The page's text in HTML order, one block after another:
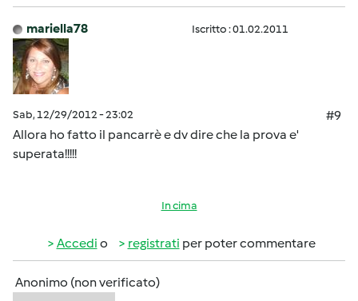
mariella78 Iscritto : 01.02.2011
Sab, 12/29/2012 - 23:02
#9
Allora ho fatto il pancarrè e dv dire che la prova e'
superata!!!!!
In cima
Accedi o registrati per poter commentare
Anonimo (non verificato)